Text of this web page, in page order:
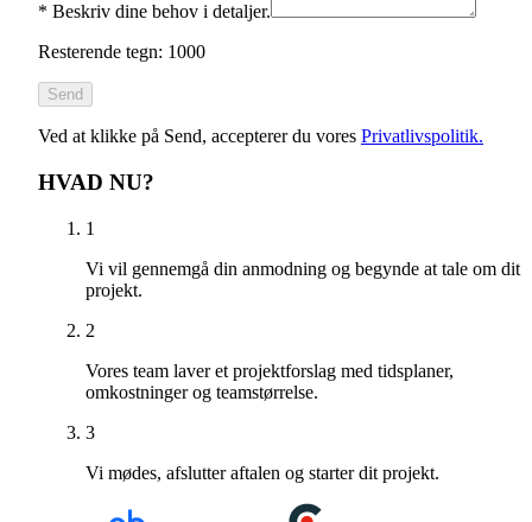
* Beskriv dine behov i detaljer.
Resterende tegn: 1000
Send
Ved at klikke på Send, accepterer du vores Privatlivspolitik.
HVAD NU?
1
Vi vil gennemgå din anmodning og begynde at tale om dit
projekt.
2
Vores team laver et projektforslag med tidsplaner,
omkostninger og teamstørrelse.
3
Vi mødes, afslutter aftalen og starter dit projekt.